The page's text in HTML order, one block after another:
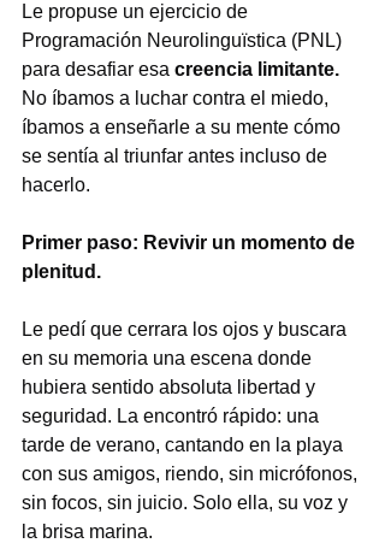
Le propuse un ejercicio de
Programación Neurolinguïstica (PNL)
para desafiar esa creencia limitante.
No íbamos a luchar contra el miedo,
íbamos a enseñarle a su mente cómo
se sentía al triunfar antes incluso de
hacerlo.
Primer paso: Revivir un momento de
plenitud.
Le pedí que cerrara los ojos y buscara
en su memoria una escena donde
hubiera sentido absoluta libertad y
seguridad. La encontró rápido: una
tarde de verano, cantando en la playa
con sus amigos, riendo, sin micrófonos,
sin focos, sin juicio. Solo ella, su voz y
la brisa marina.